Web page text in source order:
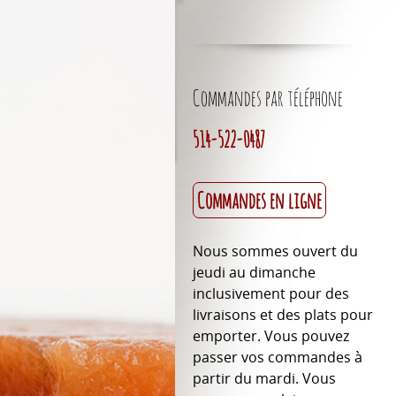
suggestions
Baronne Pauline 2008
Bordeaux, France
31.25 $ $
Château du Haut Pick
Bordeaux, France
Code SAQ 00855775
31.25 $ $
Ca’Viola Barturot 2012
delcetto-d’alba d.o.c.
Vin rouge
Code SAQ 11838431
23.85 $ $
Commandes par téléphone
514-522-0487
Commandes en ligne
Nous sommes ouvert du
jeudi au dimanche
inclusivement pour des
livraisons et des plats pour
emporter. Vous pouvez
passer vos commandes à
partir du mardi. Vous